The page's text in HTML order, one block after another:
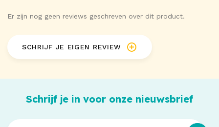
Er zijn nog geen reviews geschreven over dit product.
SCHRIJF JE EIGEN REVIEW
Schrijf je in voor onze nieuwsbrief